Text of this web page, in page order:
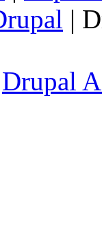
|
Drupal